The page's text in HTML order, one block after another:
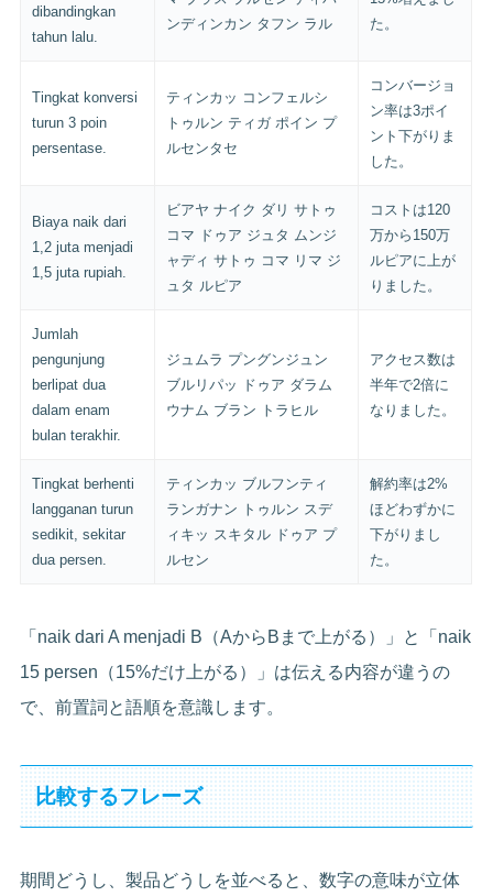
dibandingkan
tahun lalu.
ンディンカン タフン ラル
た。
Tingkat konversi
turun 3 poin
persentase.
ティンカッ コンフェルシ
トゥルン ティガ ポイン プ
ルセンタセ
コンバージョ
ン率は3ポイ
ント下がりま
した。
Biaya naik dari
1,2 juta menjadi
1,5 juta rupiah.
ビアヤ ナイク ダリ サトゥ
コマ ドゥア ジュタ ムンジ
ャディ サトゥ コマ リマ ジ
ュタ ルピア
コストは120
万から150万
ルピアに上が
りました。
Jumlah
pengunjung
berlipat dua
dalam enam
bulan terakhir.
ジュムラ プングンジュン
ブルリパッ ドゥア ダラム
ウナム ブラン トラヒル
アクセス数は
半年で2倍に
なりました。
Tingkat berhenti
langganan turun
sedikit, sekitar
dua persen.
ティンカッ ブルフンティ
ランガナン トゥルン スデ
ィキッ スキタル ドゥア プ
ルセン
解約率は2%
ほどわずかに
下がりまし
た。
「naik dari A menjadi B（AからBまで上がる）」と「naik
15 persen（15%だけ上がる）」は伝える内容が違うの
で、前置詞と語順を意識します。
比較するフレーズ
期間どうし、製品どうしを並べると、数字の意味が立体